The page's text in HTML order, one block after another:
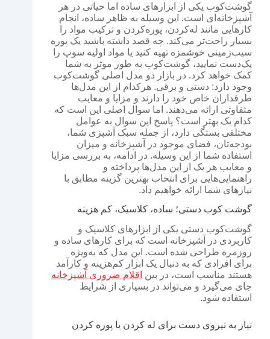
گوشت‌کوب یکی از ابزارهای ساده اما حیاتی در هر
آشپزخانه‌ای است. این وسیله به ظاهر ساده، انجام
کارهایی مانند له‌کردن، پوره‌کردن و ترکیب مواد را
بسیار راحت‌تر می‌کند. چه قصد داشته باشید یک پوره
سیب‌زمینی خوشمزه تهیه کنید یا مواد اولیه سوپ را
یک‌دست نمایید، گوشت‌کوب به طور موثر به شما
کمک خواهد کرد. در بازار دو مدل اصلی گوشت‌کوب
وجود دارد: دستی و برقی. هرکدام از این مدل‌ها
طرفداران خاص خود را دارند و مزایا و معایب
متفاوتی ارائه می‌دهند. اما سوال اصلی این است که
کدام یک بهتر است؟ پاسخ این سوال به عوامل
مختلفی بستگی دارد، از جمله سبک آشپزی شما،
بودجه‌تان، فضای موجود در آشپزخانه و میزان
استفاده شما از این وسیله. در ادامه، به بررسی مزایا
و معایب هر یک از این مدل‌ها پرداخته و
راهنمایی‌هایی برای انتخاب بهترین گزینه مطابق با
نیازهای شما ارائه خواهیم داد.
گوشت کوب دستی؛ ساده، کلاسیک، کم هزینه
گوشت‌کوب دستی یکی از ابزارهای کلاسیک و
کاربردی در آشپزخانه است که برای کارهای ساده و
روزمره طراحی شده است. این مدل که به‌ویژه
برای افرادی که به دنبال یک ابزار کم‌هزینه و کارآمد
هستند مناسب است، در بین اقلام ضروری آشپزخانه
جای می‌گیرد و می‌تواند در بسیاری از شرایط
استفاده شود.
نیاز به نیروی دست برای له کردن یا پوره کردن